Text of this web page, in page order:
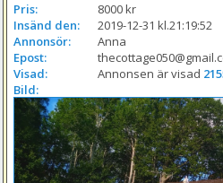
Pris:
8000 kr
Insänd den:
2019-12-31 kl.21:19:52
Annonsör:
Anna
Epost:
Visad:
Annonsen är visad
Bild: